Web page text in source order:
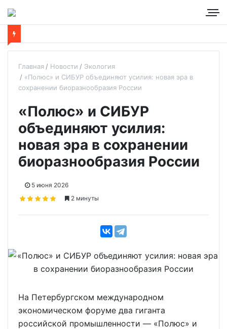
Главная Новости
Экология
«Полюс» и СИБУР объединяют усилия: новая эра в
сохранении биоразнообразия России
«Полюс» и СИБУР
объединяют усилия:
новая эра в сохранении
биоразнообразия России
5 июня 2026
2 минуты
На Петербургском международном
экономическом форуме два гиганта
российской промышленности — «Полюс» и